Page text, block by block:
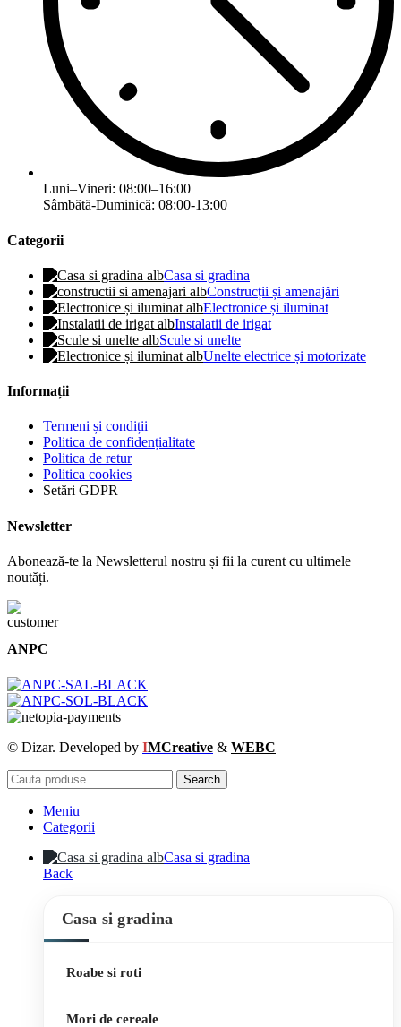
Luni–Vineri: 08:00–16:00
Sâmbătă-Duminică: 08:00-13:00
Categorii
Casa si gradina
Construcții și amenajări
Electronice și iluminat
Instalatii de irigat
Scule si unelte
Unelte electrice și motorizate
Informații
Termeni și condiții
Politica de confidențialitate
Politica de retur
Politica cookies
Setări GDPR
Newsletter
Abonează-te la Newsletterul nostru și fii la curent cu ultimele
noutăți.
ANPC
© Dizar. Developed by IMCreative & WEBC
Search
Meniu
Categorii
Casa si gradina
Back
Casa si gradina
Roabe si roti
Mori de cereale